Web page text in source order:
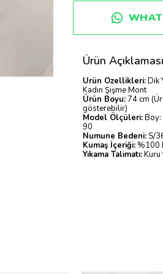
Ürün Açıklaması
Ürün Özellikleri:Dik
Kadın Şişme Mont
Ürün Boyu:74 cm
gösterebilir)
Model Ölçüleri:Boy:
90
Numune Bedeni: S/
Kumaş İçeriği: %100
Yıkama Talimatı:Kuru